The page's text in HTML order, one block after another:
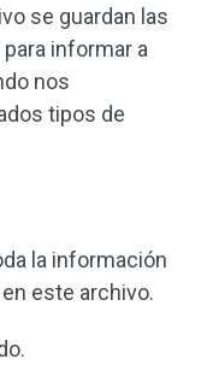
se guardan las
informar a
nos
tipos de
la información
este archivo.